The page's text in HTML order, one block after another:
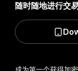
成为第一个获得加
随时随地进行交